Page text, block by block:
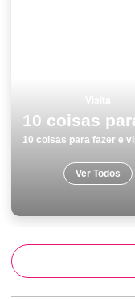
Ver Todos